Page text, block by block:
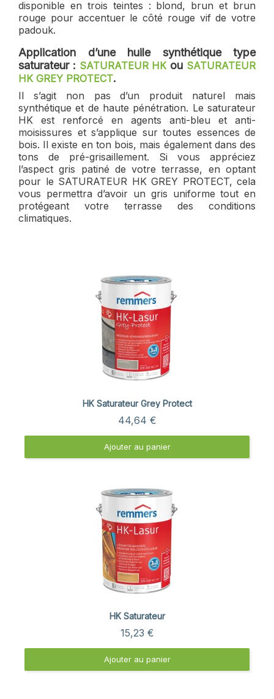
disponible en trois teintes : blond, brun et brun
rouge pour accentuer le côté rouge vif de votre
padouk.
Application d’une huile synthétique type
saturateur : SATURATEUR HKou SATURATEUR
HK GREY PROTECT.
Il s’agit non pas d’un produit naturel mais
synthétique et de haute pénétration. Le saturateur
HK est renforcé en agents anti-bleu et anti-
moisissures et s’applique sur toutes essences de
bois. Il existe en ton bois, mais également dans des
tons de pré-grisaillement. Si vous appréciez
l’aspect gris patiné de votre terrasse, en optant
pour le SATURATEUR HK GREY PROTECT, cela
vous permettra d’avoir un gris uniforme tout en
protégeant votre terrasse des conditions
climatiques.
Aperçu rapide
HK Saturateur Grey Protect
44,64 €
Ajouter au panier
Aperçu rapide
HK Saturateur
15,23 €
Ajouter au panier